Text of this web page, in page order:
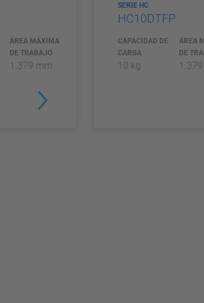
ÁREA MÁXIMA
DE TRABAJO
1.379 mm
SERIE HC
HC10DTFP
CAPACIDAD DE
CARGA
10 kg
ÁREA
DE